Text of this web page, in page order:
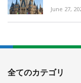
June 27,
全てのカテゴリ